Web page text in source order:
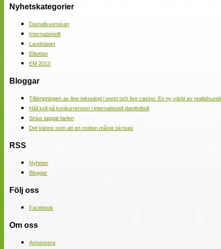
Nyhetskategorier
Damallsvenskan
Internationellt
Landslaget
Elitettan
EM 2013
Bloggar
Tillämpningen av live-teknologi i sport och live casino: En ny värld av
Håll koll på konkurrensen i internationell damfotboll
Sirius tappat farten
Det känns som att en motion måste skrivas
RSS
Nyheter
Bloggar
Följ oss
Facebook
Om oss
Annonsera